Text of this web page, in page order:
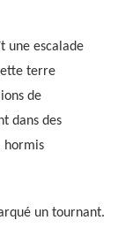
une escalade
terre
de
dans des
hormis
un tournant.